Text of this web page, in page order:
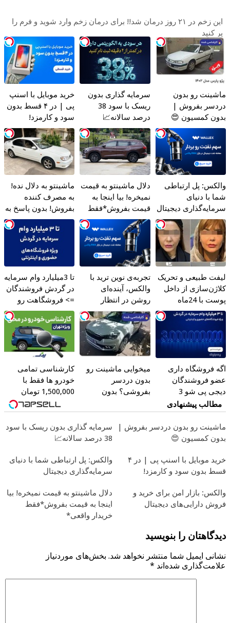
این زخم در ۲۱ روز درمان شد!! برای درمان زخم وارد شوید و فرم را
پر کنید
ماشینت رو بدون
دردسر بفروش |
بدون کمسیون 😍
سرمایه گذاری بدون
ریسک با سود 38
درصد سالانه📈
خرید موبایل با اسنپ
پی | در ۴ قسط بدون
سود و کارمزد!
والکس: پل ارتباطی
شما با دنیای
سرمایه‌گذاری دیجیتال
دلال ماشینتو به قیمت
نمیخره! بیا اینجا به
قیمت بفروش*فقط
خریدار واقعی*
ماشینتو به دلال نده!
به مصرف کننده
بفروش! بدون پاسخ به
یک تماس
لیفت طبیعی و تحریک
کلاژن‌سازی از داخل
پوست با 24ماه
ماندگاری ✅ جوان شو
تجربه‌ی نوین ترید با
والکس، آینده‌ای
روشن در انتظار
شماست
تا 3میلیارد وام سرمایه
در گردش فروشندگان
=> فروشگاهت رو
ثبت کن
اگه فروشگاه داری
عضو فروشندگان
دیجی پی شو 3
میلیارد وام بگیر
میخوایی ماشینت رو
بدون دردسر
بفروشی؟ بدون
کارشناسی تمامی
خودرو ها فقط با
1,500,000 تومان
مطالب پیشنهادی
ماشینت رو بدون دردسر بفروش |
بدون کمسیون 😍
سرمایه گذاری بدون ریسک با سود
38 درصد سالانه📈
خرید موبایل با اسنپ پی | در ۴
قسط بدون سود و کارمزد!
والکس: پل ارتباطی شما با دنیای
سرمایه‌گذاری دیجیتال
والکس: بازار امن برای خرید و
فروش دارایی‌های دیجیتال
دلال ماشینتو به قیمت نمیخره! بیا
اینجا به قیمت بفروش*فقط
خریدار واقعی*
دیدگاهتان را بنویسید
نشانی ایمیل شما منتشر نخواهد شد. بخش‌های موردنیاز
علامت‌گذاری شده‌اند *